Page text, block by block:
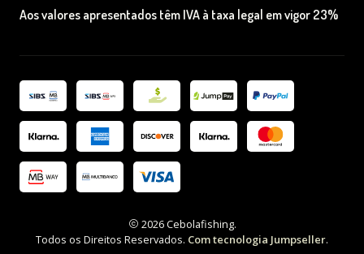
Aos valores apresentados têm IVA à taxa legal em vigor 23%
2026 Cebolafishing.
Todos os Direitos Reservados. Com tecnologia Jumpseller.